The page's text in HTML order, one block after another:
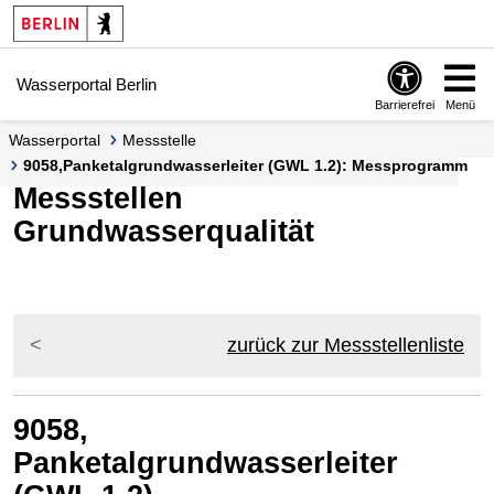
Springe zur Navigation
Springe zum Inhalt
Wasserportal Berlin
Barrierefrei Menü
Wasserportal
Messstelle
9058,Panketalgrundwasserleiter (GWL 1.2): Messprogramm
Messstellen
Grundwasserqualität
zurück zur Messstellenliste
9058,
Panketalgrundwasserleiter